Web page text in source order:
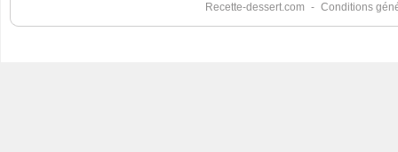
Recette-dessert.com - Conditions